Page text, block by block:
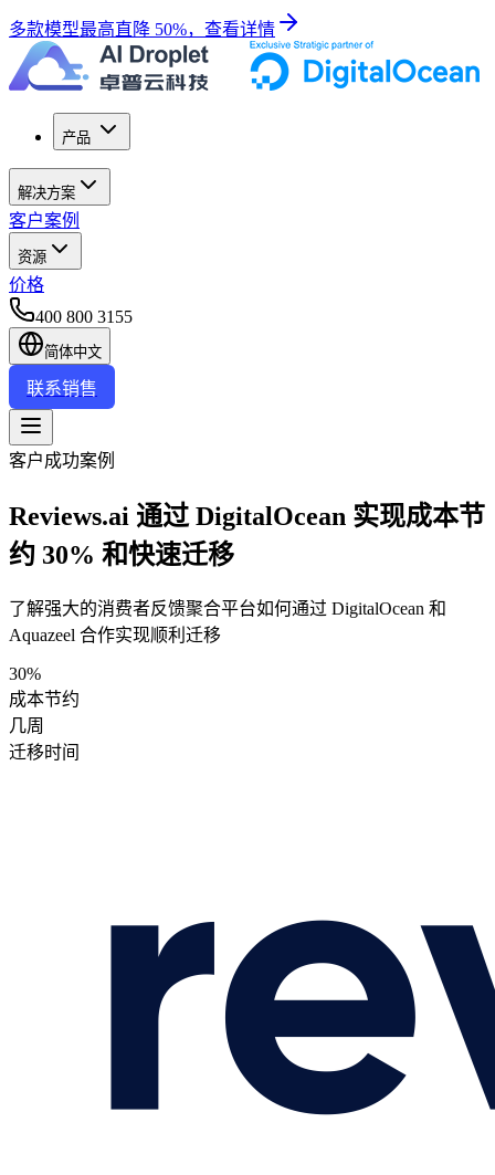
多款模型最高直降 50%，查看详情
产品
解决方案
客户案例
资源
价格
400 800 3155
简体中文
联系销售
客户成功案例
Reviews.ai 通过 DigitalOcean 实现成本节
约 30% 和快速迁移
了解强大的消费者反馈聚合平台如何通过 DigitalOcean 和
Aquazeel 合作实现顺利迁移
30%
成本节约
几周
迁移时间